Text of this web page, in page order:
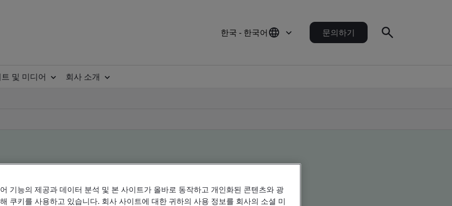
한국 - 한국어 문의하기
및 미디어
회사 소개
기능의 제공과 데이터 분석 및 본 사이트가 올바로 동작하고 개인화된 콘텐츠와 광
쿠키를 사용하고 있습니다. 회사 사이트에 대한 귀하의 사용 정보를 회사의 소셜 미